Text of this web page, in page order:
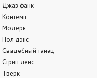
Джаз фанк
Контемп
Модерн
Пол дэнс
Свадебный танец
Стрип денс
Тверк